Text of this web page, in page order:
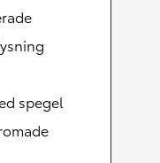
spegel